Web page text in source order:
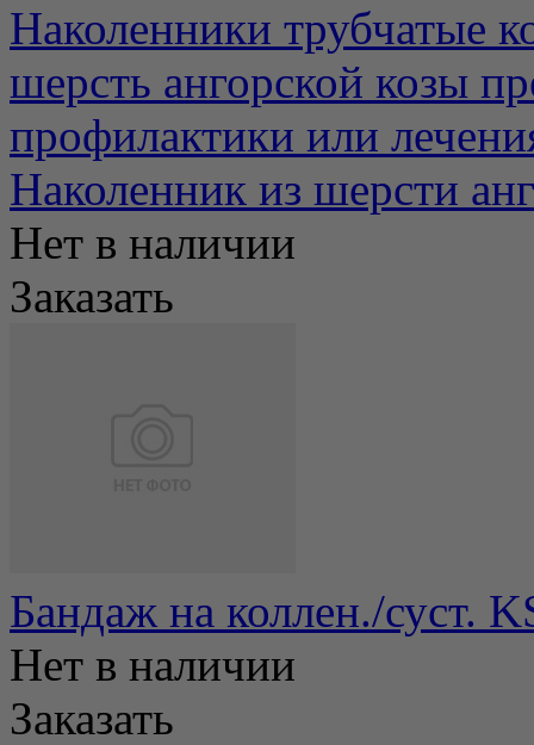
Наколенники трубчатые
шерсть ангорской козы
профилактики или
Наколенник из шерсти
Нет в наличии
Заказать
Бандаж на коллен./суст.
Нет в наличии
Заказать